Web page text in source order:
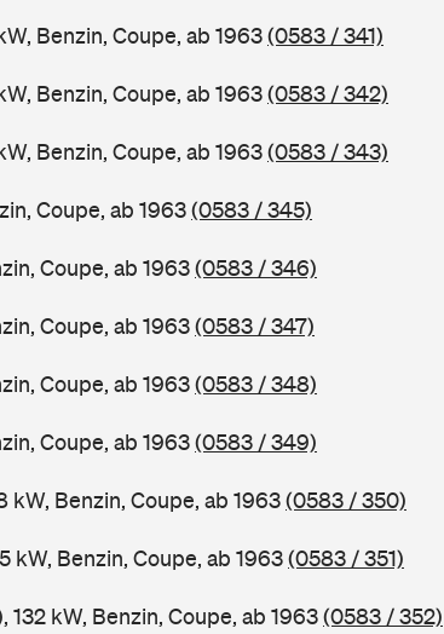
Benzin, Coupe, ab 1963(0583 / 341)
Benzin, Coupe, ab 1963(0583 / 342)
Benzin, Coupe, ab 1963(0583 / 343)
Coupe, ab 1963(0583 / 345)
Coupe, ab 1963(0583 / 346)
Coupe, ab 1963(0583 / 347)
Coupe, ab 1963(0583 / 348)
Coupe, ab 1963(0583 / 349)
kW, Benzin, Coupe, ab 1963(0583 / 350)
kW, Benzin, Coupe, ab 1963(0583 / 351)
132 kW, Benzin, Coupe, ab 1963(0583 / 352)